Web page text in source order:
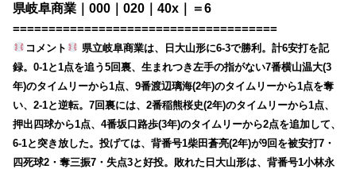
県岐阜商業｜000｜020｜40x｜＝6
=====================================
コメント
県立岐阜商業は、日大山形に6-3で勝利。計6安打を記
録。0-1と1点を追う5回裏、生まれつき左手の指がない7番横山温大(3
年)のタイムリーから1点、9番渡辺璃海(2年)のタイムリーから1点を奪
い、2-1と逆転。7回裏には、2番稲熊桜史(2年)のタイムリーから1点、
押出四球から1点、4番坂口路歩(3年)のタイムリーから2点を追加して、
6-1と突き放した。投げては、背番号1柴田蒼亮(2年)が9回を被安打7・
四死球2・奪三振7・失点3と好投。敗れた日大山形は、背番号1小林永